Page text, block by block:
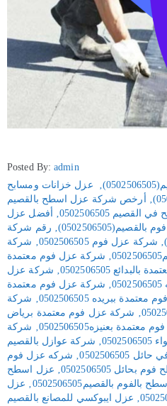
Posted By:admin
‚
عزل خزانات ومسابح
‚
أرخص شركة عزل اسطح بالقصيم
0502506505
‚
أفضل عزل
‚ رقم شركة
‚ شركة عزل فوم 0502506505 ‚ شركة
‚ شركة عزل فوم معتمدة
0502506505
‚ شركة عزل
‚ شركة عزل فوم معتمدة
ببريده 0502506505 ‚ شركة
‚ شركة عزل فوم معتمدة برياض
بعنيزه0502506505 ‚ شركة
‚ شركة عوازل بالقصيم
‚ شركه عزل فوم
0502506505
‚ عزل اسطح
بالفوم بالقصيم0502506505 ‚ عزل
‚ عزل ايبوكسي للمصانع بالقصيم